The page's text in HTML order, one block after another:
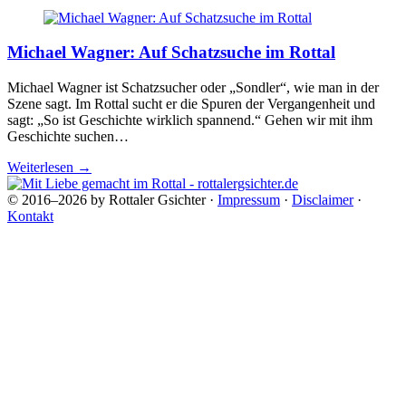
Michael Wagner: Auf Schatzsuche im Rottal
Michael Wagner ist Schatzsucher oder „Sondler“, wie man in der
Szene sagt. Im Rottal sucht er die Spuren der Vergangenheit und
sagt: „So ist Geschichte wirklich spannend.“ Gehen wir mit ihm
Geschichte suchen…
Weiterlesen →
© 2016–2026 by Rottaler Gsichter · Impressum · Disclaimer·
Kontakt